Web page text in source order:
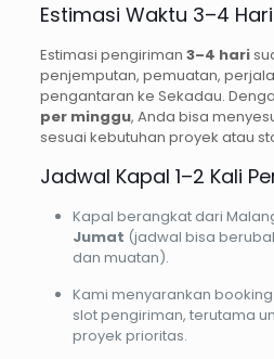
Estimasi Waktu 3–4 Hari
Estimasi pengiriman 3–4 hari
penjemputan, pemuatan,
pengantaran ke Sekadau.
per minggu, Anda bisa
sesuai kebutuhan proyek atau
Jadwal Kapal 1–2 Kali
Kapal berangkat dari
Jumat (jadwal bisa
dan muatan).
Kami menyarankan
slot pengiriman, terutama
proyek prioritas.